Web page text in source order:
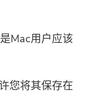
Mac用户应该
您将其保存在